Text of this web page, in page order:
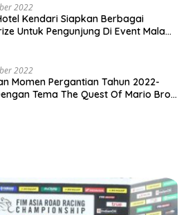
2022
Kendari Siapkan Berbagai
Untuk Pengunjung Di Event Malam
2022
Momen Pergantian Tahun 2022-
Tema The Quest Of Mario Bros